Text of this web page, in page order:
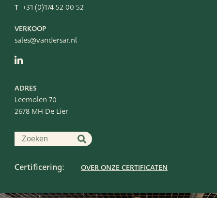
T +31 (0)174 52 00 52
VERKOOP
sales@vandersar.nl
ADRES
Leemolen 70
2678 MH De Lier
Certificering: OVER ONZE CERTIFICATEN